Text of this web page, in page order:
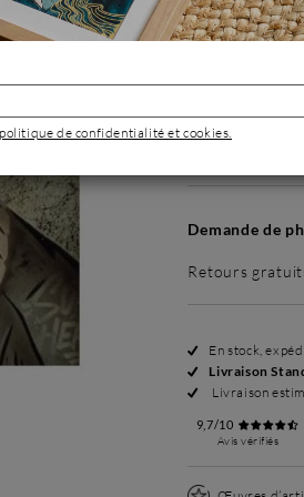
1 980 €
Demande de
Retours
En stock,
Livraison
Livraison
9,7/10
Avis vérifiés
politique de confidentialité et cookies.